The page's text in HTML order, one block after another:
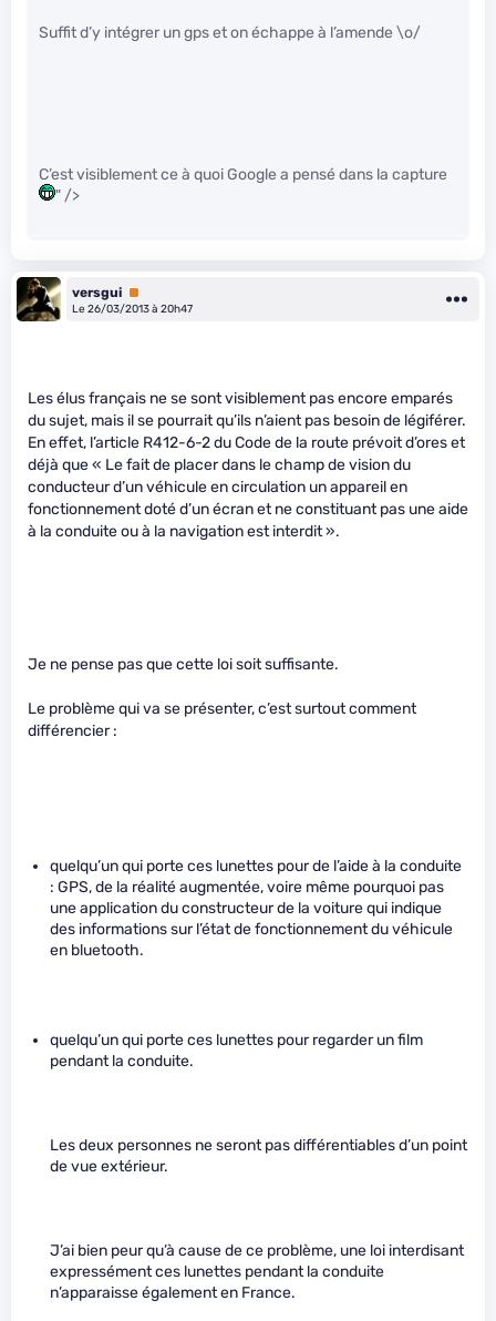
Suffit d’y intégrer un gps et on échappe à l’amende \o/
C’est visiblement ce à quoi Google a pensé dans la capture
" />
versgui Premium
Le 26/03/2013 à 20h47
Les élus français ne se sont visiblement pas encore emparés
du sujet, mais il se pourrait qu’ils n’aient pas besoin de légiférer.
En effet, l’article R412-6-2 du Code de la route prévoit d’ores et
déjà que « Le fait de placer dans le champ de vision du
conducteur d’un véhicule en circulation un appareil en
fonctionnement doté d’un écran et ne constituant pas une aide
à la conduite ou à la navigation est interdit ».
Je ne pense pas que cette loi soit suffisante.
Le problème qui va se présenter, c’est surtout comment
différencier :
quelqu’un qui porte ces lunettes pour de l’aide à la conduite
: GPS, de la réalité augmentée, voire même pourquoi pas
une application du constructeur de la voiture qui indique
des informations sur l’état de fonctionnement du véhicule
en bluetooth.
quelqu’un qui porte ces lunettes pour regarder un film
pendant la conduite.
Les deux personnes ne seront pas différentiables d’un point
de vue extérieur.
J’ai bien peur qu’à cause de ce problème, une loi interdisant
expressément ces lunettes pendant la conduite
n’apparaisse également en France.